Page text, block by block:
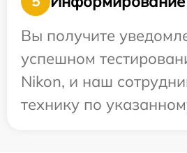
Вы получите
успешном
Nikon, и наш
технику по